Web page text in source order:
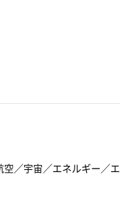
／宇宙／エネルギー／エ